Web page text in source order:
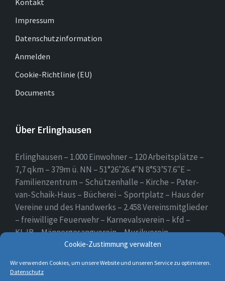
Cookie-Zustimmung verwalten
Wir verwenden Cookies, um unsere Website und unseren Service zu optimieren.
Datenschutz
Kontakt
Impressum
Datenschutzinformation
Anmelden
Cookie-Richtlinie (EU)
Documents
Über Erlinghausen
Erlinghausen – 1.000 Einwohner – 120 Arbeitsplätze –
7,7 qkm – 379m ü. NN – 51°26’26.4″N 8°53’57.6″E –
Familienzentrum – Schützenhalle – Kirche – Pater-
van-Schaik-Haus – Bücherei – Sportplatz – Haus der
Vereine und des Handwerks – 2.458 Vereinsmitglieder
– freiwillige Feuerwehr – Karnevalsverein – kfd –
KLJB – Männergesangverein – Musikverein –
Schützenverein – Sportverein – Use Erlingsen – das